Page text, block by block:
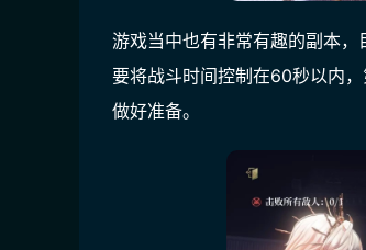
游戏当中也有非常有趣的副本
要将战斗时间控制在60秒以内
做好准备。